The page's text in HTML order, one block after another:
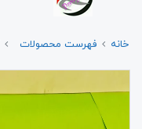
خانه فهرست محصولات